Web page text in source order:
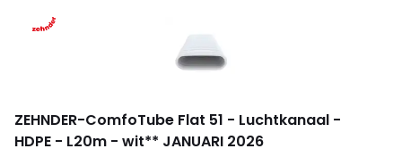
ZEHNDER-ComfoTube Flat 51 - Luchtkanaal -
HDPE - L20m - wit** JANUARI 2026